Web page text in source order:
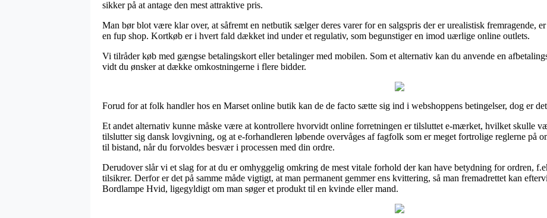
sikker på at antage den mest attraktive pris.
Man bør blot være klar over, at såfremt en netbutik sælger deres varer for en salgspris der er urealistisk fremragende,
en fup shop. Kortkøb er i hvert fald dækket ind under et regulativ, som begunstiger en imod uærlige online outlets.
Vi tilråder køb med gængse betalingskort eller betalinger med mobilen. Som et alternativ kan du anvende en
vidt du ønsker at dække omkostningerne i flere bidder.
Forud for at folk handler hos en Marset online butik kan de de facto sætte sig ind i webshoppens betingelser, dog er
Et andet alternativ kunne måske være at kontrollere hvorvidt online forretningen er tilsluttet e-mærket, hvilket skulle
tilslutter sig dansk lovgivning, og at e-forhandleren løbende overvåges af fagfolk som er meget fortrolige reglerne på
til bistand, når du forvoldes besvær i processen med din ordre.
Derudover slår vi et slag for at du er omhyggelig omkring de mest vitale forhold der kan have betydning for ordren,
tilsikrer. Derfor er det på samme måde vigtigt, at man permanent gemmer ens kvittering, så man fremadrettet kan
Bordlampe Hvid, ligegyldigt om man søger et produkt til en kvinde eller mand.